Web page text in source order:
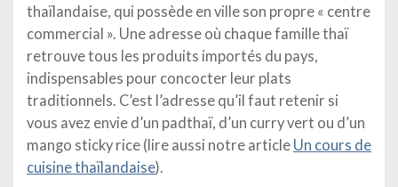
thaïlandaise, qui possède en ville son propre « centre
commercial ». Une adresse où chaque famille thaï
retrouve tous les produits importés du pays,
indispensables pour concocter leur plats
traditionnels. C’est l’adresse qu’il faut retenir si
vous avez envie d’un padthaï, d’un curry vert ou d’un
mango sticky rice (lire aussi notre article Un cours de
cuisine thaïlandaise).